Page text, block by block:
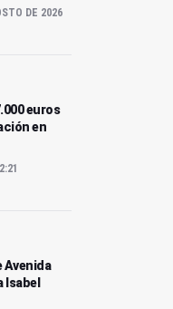
DE 2026
euros
en
Avenida
Isabel